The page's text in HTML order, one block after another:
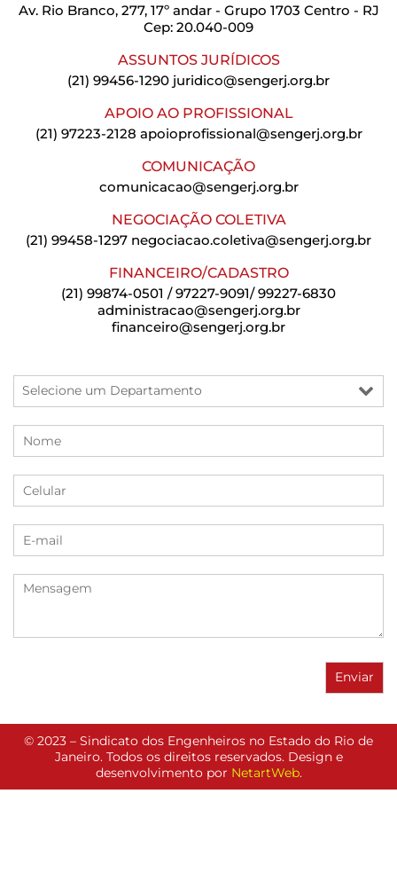
Av. Rio Branco, 277, 17º andar - Grupo 1703 Centro - RJ
Cep: 20.040-009
ASSUNTOS JURÍDICOS
(21) 99456-1290 juridico@sengerj.org.br
APOIO AO PROFISSIONAL
(21) 97223-2128 apoioprofissional@sengerj.org.br
COMUNICAÇÃO
comunicacao@sengerj.org.br
NEGOCIAÇÃO COLETIVA
(21) 99458-1297 negociacao.coletiva@sengerj.org.br
FINANCEIRO/CADASTRO
(21) 99874-0501 / 97227-9091/ 99227-6830
administracao@sengerj.org.br
financeiro@sengerj.org.br
© 2023 – Sindicato dos Engenheiros no Estado do Rio de
Janeiro. Todos os direitos reservados. Design e
desenvolvimento por NetartWeb.